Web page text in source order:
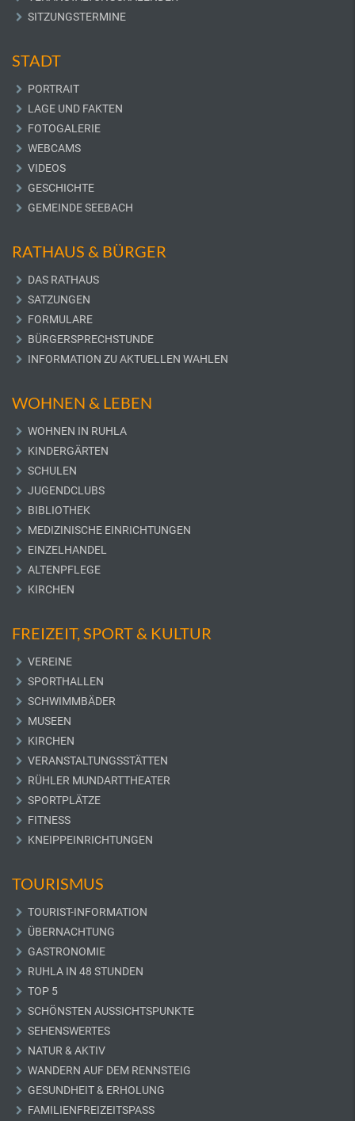
SITZUNGSTERMINE
STADT
PORTRAIT
LAGE UND FAKTEN
FOTOGALERIE
WEBCAMS
VIDEOS
GESCHICHTE
GEMEINDE SEEBACH
RATHAUS & BÜRGER
DAS RATHAUS
SATZUNGEN
FORMULARE
BÜRGERSPRECHSTUNDE
INFORMATION ZU AKTUELLEN WAHLEN
WOHNEN & LEBEN
WOHNEN IN RUHLA
KINDERGÄRTEN
SCHULEN
JUGENDCLUBS
BIBLIOTHEK
MEDIZINISCHE EINRICHTUNGEN
EINZELHANDEL
ALTENPFLEGE
KIRCHEN
FREIZEIT, SPORT & KULTUR
VEREINE
SPORTHALLEN
SCHWIMMBÄDER
MUSEEN
KIRCHEN
VERANSTALTUNGSSTÄTTEN
RÜHLER MUNDARTTHEATER
SPORTPLÄTZE
FITNESS
KNEIPPEINRICHTUNGEN
TOURISMUS
TOURIST-INFORMATION
ÜBERNACHTUNG
GASTRONOMIE
RUHLA IN 48 STUNDEN
TOP 5
SCHÖNSTEN AUSSICHTSPUNKTE
SEHENSWERTES
NATUR & AKTIV
WANDERN AUF DEM RENNSTEIG
GESUNDHEIT & ERHOLUNG
FAMILIENFREIZEITSPASS